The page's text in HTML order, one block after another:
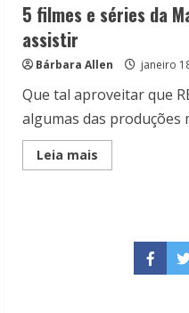
5 filmes e séries da
assistir
Bárbara Allen janeiro
Que tal aproveitar que
algumas das produções
Leia mais
more